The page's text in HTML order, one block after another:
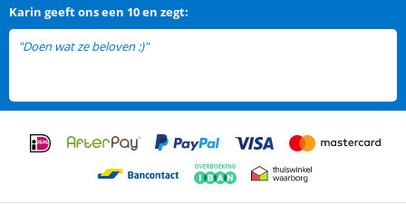
Karin geeft ons een 10 en zegt:
"Doen wat ze beloven :)"